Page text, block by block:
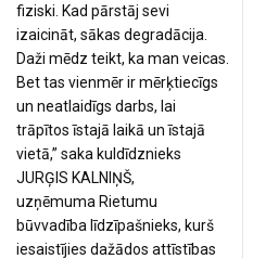
fiziski. Kad pārstāj sevi
izaicināt, sākas degradācija.
Daži mēdz teikt, ka man veicas.
Bet tas vienmēr ir mērķtiecīgs
un neatlaidīgs darbs, lai
trāpītos īstajā laikā un īstajā
vietā,” saka kuldīdznieks
JURĢIS KALNIŅŠ,
uzņēmuma Rietumu
būvvadība līdzīpašnieks, kurš
iesaistījies dažādos attīstības